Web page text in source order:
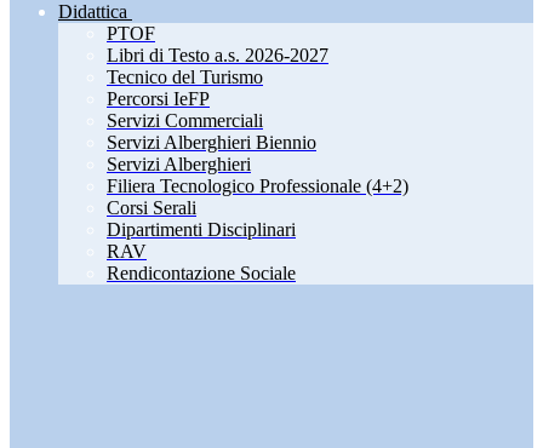
Didattica
PTOF
Libri di Testo a.s. 2026-2027
Tecnico del Turismo
Percorsi IeFP
Servizi Commerciali
Servizi Alberghieri Biennio
Servizi Alberghieri
Filiera Tecnologico Professionale (4+2)
Corsi Serali
Dipartimenti Disciplinari
RAV
Rendicontazione Sociale